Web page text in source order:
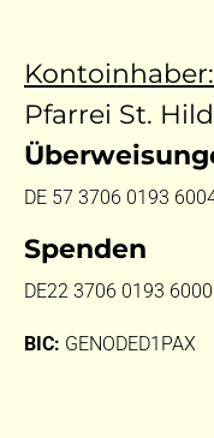
Kontoinhaber:
Pfarrei St.
DE 57 3706 0193
Spenden
DE22 3706 0193
BIC: GENODED1PAX